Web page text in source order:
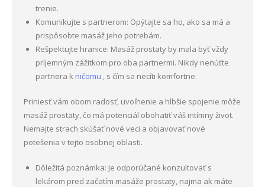
trenie.
Komunikujte s partnerom: Opýtajte sa ho, ako sa má a
prispôsobte masáž jeho potrebám.
Rešpektujte hranice: Masáž prostaty by mala byť vždy
príjemným zážitkom pro oba partnermi. Nikdy nenúťte
partnera k ničomu , s čím sa necíti komfortne.
Priniesť vám obom radosť, uvoľnenie a hlbšie spojenie môže
masáž prostaty, čo má potenciál obohatiť váš intímny život.
Nemajte strach skúšať nové veci a objavovať nové
potešenia v tejto osobnej oblasti.
Dôležitá poznámka: Je odporúčané konzultovať s
lekárom pred začatím masáže prostaty, najmä ak máte